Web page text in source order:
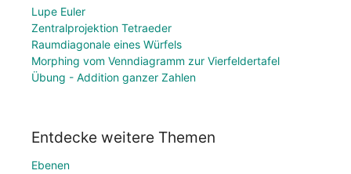
Lupe Euler
Zentralprojektion Tetraeder
Raumdiagonale eines Würfels
Morphing vom Venndiagramm zur Vierfeldertafel
Übung - Addition ganzer Zahlen
Entdecke weitere Themen
Ebenen